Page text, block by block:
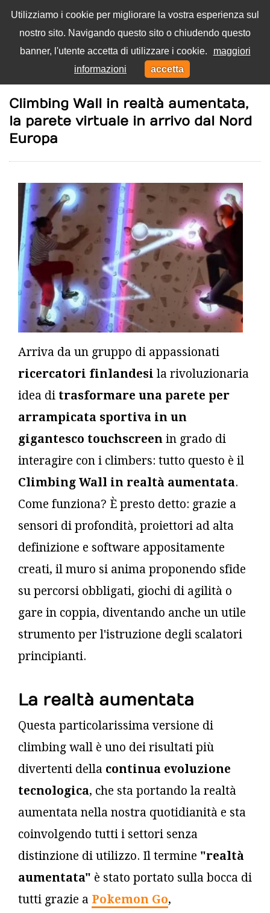
Utilizziamo i cookie per migliorare la vostra esperienza sul
nostro sito. Navigando questo sito o chiudendo questo
banner, l'utente accetta di utilizzare i cookie.
maggiori
informazioni
accetta
Menu
Climbing Wall in realtà aumentata,
la parete virtuale in arrivo dal Nord
Europa
Arriva da un gruppo di appassionati
ricercatori finlandesi la rivoluzionaria
idea di trasformare una parete per
arrampicata sportiva in un
gigantesco touchscreen in grado di
interagire con i climbers: tutto questo è il
Climbing Wall in realtà aumentata.
Come funziona? È presto detto: grazie a
sensori di profondità, proiettori ad alta
definizione e software appositamente
creati, il muro si anima proponendo sfide
su percorsi obbligati, giochi di agilità o
gare in coppia, diventando anche un utile
strumento per l'istruzione degli scalatori
principianti.
La realtà aumentata
Questa particolarissima versione di
climbing wall è uno dei risultati più
divertenti della continua evoluzione
tecnologica, che sta portando la realtà
aumentata nella nostra quotidianità e sta
coinvolgendo tutti i settori senza
distinzione di utilizzo. Il termine "realtà
aumentata" è stato portato sulla bocca di
tutti grazie a Pokemon Go,